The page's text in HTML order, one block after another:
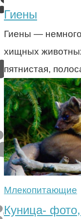
Гиены
Гиены —
хищных
пятнистая,
Млекопитающие
Куница-